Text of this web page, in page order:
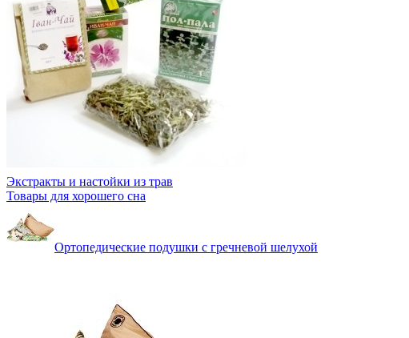
Экстракты и настойки из трав
Товары для хорошего сна
Ортопедические подушки с гречневой шелухой